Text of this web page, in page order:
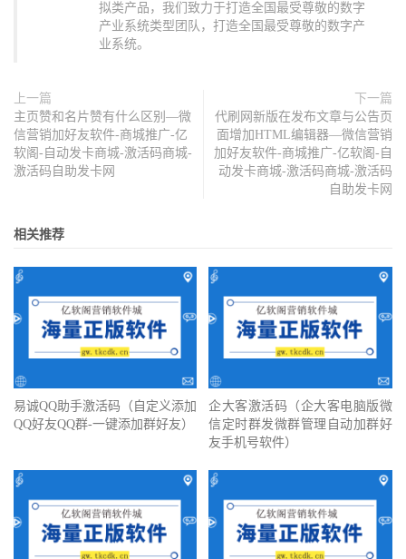
拟类产品，我们致力于打造全国最受尊敬的数字
产业系统类型团队，打造全国最受尊敬的数字产
业系统。
上一篇
主页赞和名片赞有什么区别—微
信营销加好友软件-商城推广-亿
软阁-自动发卡商城-激活码商城-
激活码自助发卡网
下一篇
代刷网新版在发布文章与公告页
面增加HTML编辑器—微信营销
加好友软件-商城推广-亿软阁-自
动发卡商城-激活码商城-激活码
自助发卡网
相关推荐
易诚QQ助手激活码（自定义添加
QQ好友QQ群-一键添加群好友）
企大客激活码（企大客电脑版微
信定时群发微群管理自动加群好
友手机号软件）